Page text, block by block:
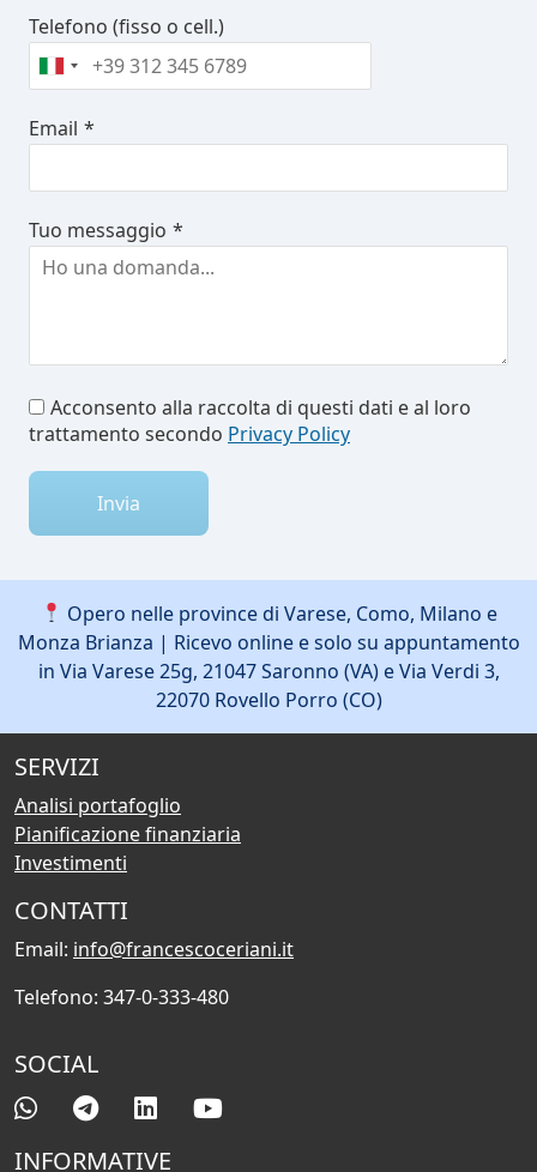
Telefono (fisso o cell.)
Email *
Tuo messaggio *
Acconsento alla raccolta di questi dati e al loro
trattamento secondo Privacy Policy
Invia
Opero nelle province di Varese, Como, Milano e
Monza Brianza | Ricevo online e solo su appuntamento
in Via Varese 25g, 21047 Saronno (VA) e Via Verdi 3,
22070 Rovello Porro (CO)
SERVIZI
Analisi portafoglio
Pianificazione finanziaria
Investimenti
CONTATTI
Email: info@francescoceriani.it
Telefono: 347-0-333-480
SOCIAL
INFORMATIVE